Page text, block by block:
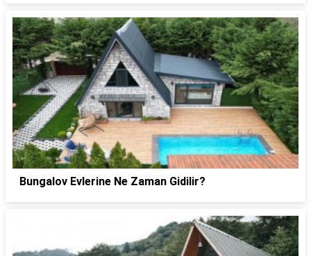
Bungalov Evlerine Ne Zaman Gidilir?